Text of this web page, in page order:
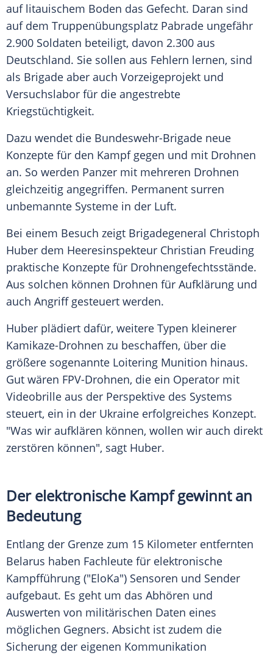
auf litauischem Boden das Gefecht. Daran sind
auf dem Truppenübungsplatz Pabrade ungefähr
2.900 Soldaten beteiligt, davon 2.300 aus
Deutschland. Sie sollen aus Fehlern lernen, sind
als Brigade aber auch Vorzeigeprojekt und
Versuchslabor für die angestrebte
Kriegstüchtigkeit.
Dazu wendet die Bundeswehr-Brigade neue
Konzepte für den Kampf gegen und mit Drohnen
an. So werden Panzer mit mehreren Drohnen
gleichzeitig angegriffen. Permanent surren
unbemannte Systeme in der Luft.
Bei einem Besuch zeigt Brigadegeneral Christoph
Huber dem Heeresinspekteur Christian Freuding
praktische Konzepte für Drohnengefechtsstände.
Aus solchen können Drohnen für Aufklärung und
auch Angriff gesteuert werden.
Huber plädiert dafür, weitere Typen kleinerer
Kamikaze-Drohnen zu beschaffen, über die
größere sogenannte Loitering Munition hinaus.
Gut wären FPV-Drohnen, die ein Operator mit
Videobrille aus der Perspektive des Systems
steuert, ein in der Ukraine erfolgreiches Konzept.
"Was wir aufklären können, wollen wir auch direkt
zerstören können", sagt Huber.
Der elektronische Kampf gewinnt an
Bedeutung
Entlang der Grenze zum 15 Kilometer entfernten
Belarus haben Fachleute für elektronische
Kampfführung ("EloKa") Sensoren und Sender
aufgebaut. Es geht um das Abhören und
Auswerten von militärischen Daten eines
möglichen Gegners. Absicht ist zudem die
Sicherung der eigenen Kommunikation